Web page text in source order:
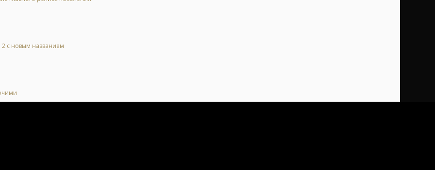
2 с новым названием